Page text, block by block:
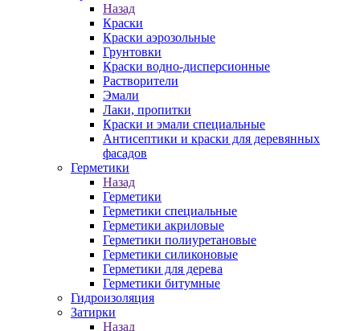
Назад
Краски
Краски аэрозольные
Грунтовки
Краски водно-дисперсионные
Растворители
Эмали
Лаки, пропитки
Краски и эмали специальные
Антисептики и краски для деревянных
фасадов
Герметики
Назад
Герметики
Герметики специальные
Герметики акриловые
Герметики полиуретановые
Герметики силиконовые
Герметики для дерева
Герметики битумные
Гидроизоляция
Затирки
Назад